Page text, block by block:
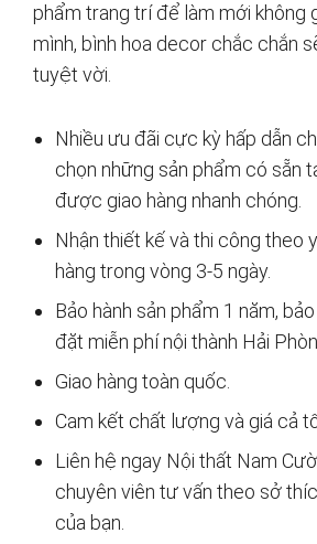
phẩm trang trí để làm mới không
mình, bình hoa decor chắc chắn
tuyệt vời.
Nhiều ưu đãi cực kỳ hấp dẫn
chọn những sản phẩm có sẵn
được giao hàng nhanh chóng.
Nhận thiết kế và thi công theo
hàng trong vòng 3-5 ngày.
Bảo hành sản phẩm 1 năm,
đặt miễn phí nội thành Hải
Giao hàng toàn quốc.
Cam kết chất lượng và giá cả
Liên hệ ngay Nội thất Nam
chuyên viên tư vấn theo sở
của bạn.